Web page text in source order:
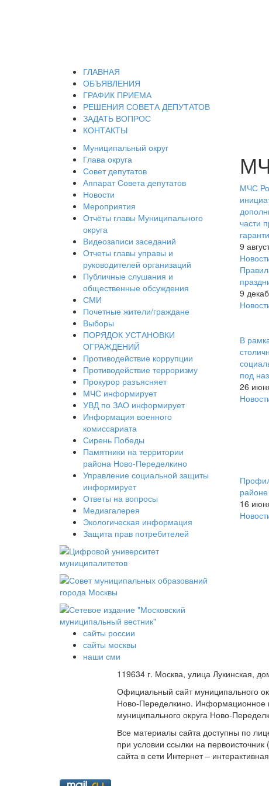
ГЛАВНАЯ
ОБЪЯВЛЕНИЯ
ГРАФИК ПРИЕМА
РЕШЕНИЯ СОВЕТА ДЕПУТАТОВ
ЗАДАТЬ ВОПРОС
КОНТАКТЫ
Муниципальный округ
Глава округа
Совет депутатов
Аппарат Совета депутатов
Новости
Мероприятия
Отчёты главы Муниципального
округа
Видеозаписи заседаний
Отчеты главы управы и
руководителей организаций
Публичные слушания и
общественные обсуждения
СМИ
Почетные жители/граждане
Выборы
ПОРЯДОК УСТАНОВКИ
ОГРАЖДЕНИЙ
Противодействие коррупции
Противодействие терроризму
Прокурор разъясняет
МЧС информирует
УВД по ЗАО информирует
Информация военного
комиссариата
Сирень Победы
Памятники на территории
района Ново-Переделкино
Управление социальной защиты
информирует
Ответы на вопросы
Медиагалерея
Экологическая информация
Защита прав потребителей
МЧС
части
9
9
В
под
26
16
сайты россии
сайты москвы
наши сми
119634 г. Москва, улица Лукинская,
Официальный сайт муниципального
Ново-Переделкино. Информационное
муниципального округа Ново-
Все материалы сайта доступны по
при условии ссылки на
сайта в сети Интернет –